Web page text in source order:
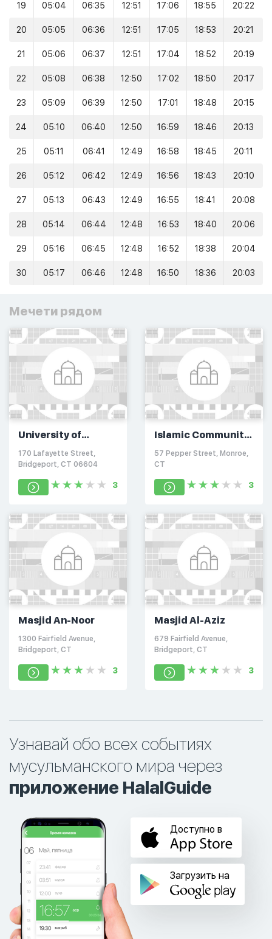
19 05:04 06:35 12:51 17:06 18:55 20:22
20 05:05 06:36 12:51 17:05 18:53 20:21
21 05:06 06:37 12:51 17:04 18:52 20:19
22 05:08 06:38 12:50 17:02 18:50 20:17
23 05:09 06:39 12:50 17:01 18:48 20:15
24 05:10 06:40 12:50 16:59 18:46 20:13
25 05:11 06:41 12:49 16:58 18:45 20:11
26 05:12 06:42 12:49 16:56 18:43 20:10
27 05:13 06:43 12:49 16:55 18:41 20:08
28 05:14 06:44 12:48 16:53 18:40 20:06
29 05:16 06:45 12:48 16:52 18:38 20:04
30 05:17 06:46 12:48 16:50 18:36 20:03
Мечети рядом
University of
Bridgeport Masjid
170 Lafayette Street,
Bridgeport, CT 06604
3
Islamic Community
of Fairfield County
57 Pepper Street, Monroe,
CT
3
Masjid An-Noor
1300 Fairfield Avenue,
Bridgeport, CT
3
Masjid Al-Aziz
679 Fairfield Avenue,
Bridgeport, CT
3
Узнавай обо всех событиях
мусульманского мира через
приложение HalalGuide
Доступно в
Загрузить на